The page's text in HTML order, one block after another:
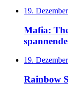
19.
Mafia:
19.
Rainbow